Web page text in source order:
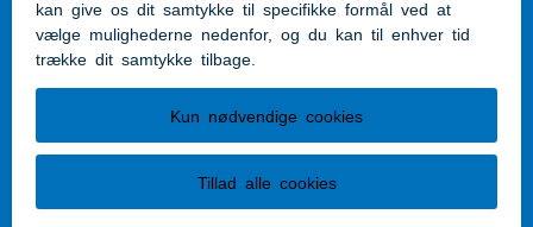
Presserum
Tilgængelighedserklæring
Følg os
Følg os på Facebook